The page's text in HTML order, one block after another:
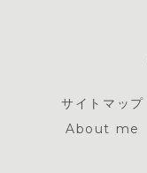
サイトマップ
About me